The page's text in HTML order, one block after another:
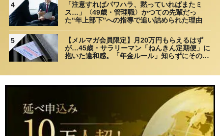
4
「注意すればパワハラ、黙っていればまたミ
ス…」〈49歳・管理職〉かつての先輩だっ
た“年上部下”への指導で追い詰められた理由
5
【メルマガ会員限定】月20万円もらえるはず
が…45歳・サラリーマン「ねんきん定期便」に
抱いた違和感。「年金ルール」知らずにそのま